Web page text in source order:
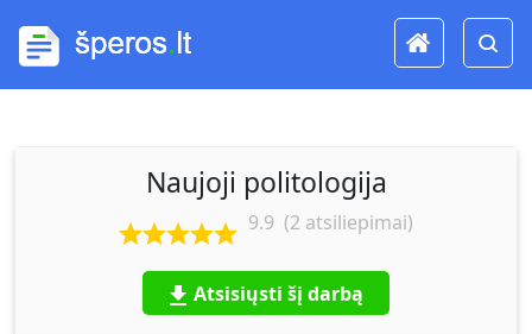
Naujoji politologija
9.9 (2 atsiliepimai)
Atsisiųsti šį darbą